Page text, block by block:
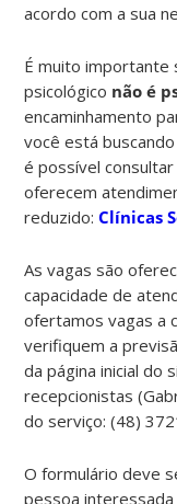
acordo com a sua
É muito importante
psicológico não é
encaminhamento
você está
é possível
oferecem
reduzido:Clínicas
As vagas são
capacidade de
ofertamos vagas a
verifiquem a
da página inicial do
recepcionistas
do serviço:(48)
O formulário deve
pessoa